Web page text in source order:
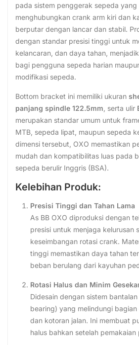
pada sistem penggerak sepeda
menghubungkan crank arm kiri dan
berputar dengan lancar dan stabil.
dengan standar presisi tinggi untuk
kelancaran, dan daya tahan,
bagi pengguna sepeda harian
modifikasi sepeda.
Bottom bracket ini memiliki ukuran
panjang spindle 122.5mm , serta ulir
merupakan standar umum untuk
MTB, sepeda lipat, maupun sepeda
dimensi tersebut, OXO memastikan
mudah dan kompatibilitas luas pada
sepeda berulir Inggris (BSA).
Kelebihan Produk:
Presisi Tinggi dan Tahan Lama
As BB OXO diproduksi dengan
presisi untuk menjaga kelurusan
keseimbangan rotasi crank.
tinggi memastikan daya tahan
beban berulang dari kayuhan
Rotasi Halus dan Minim
Didesain dengan sistem
bearing) yang melindungi bagian
dan kotoran jalan. Ini membuat
halus bahkan setelah pemakaian